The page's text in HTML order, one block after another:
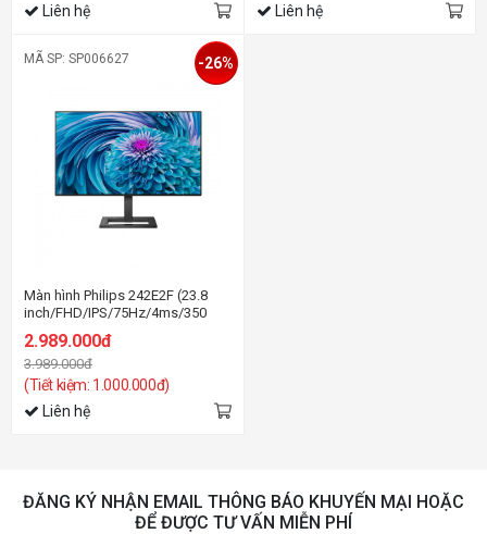
Liên hệ Liên hệ
MÃ SP: SP006627
Màn hình Philips 242E2F (23.8
inch/FHD/IPS/75Hz/4ms/350
2.989.000đ
3.989.000đ
(Tiết kiệm: 1.000.000đ)
-26%
Liên hệ
ĐĂNG KÝ NHẬN EMAIL THÔNG BÁO KHUYẾN MẠI HOẶC
ĐỂ ĐƯỢC TƯ VẤN MIỄN PHÍ